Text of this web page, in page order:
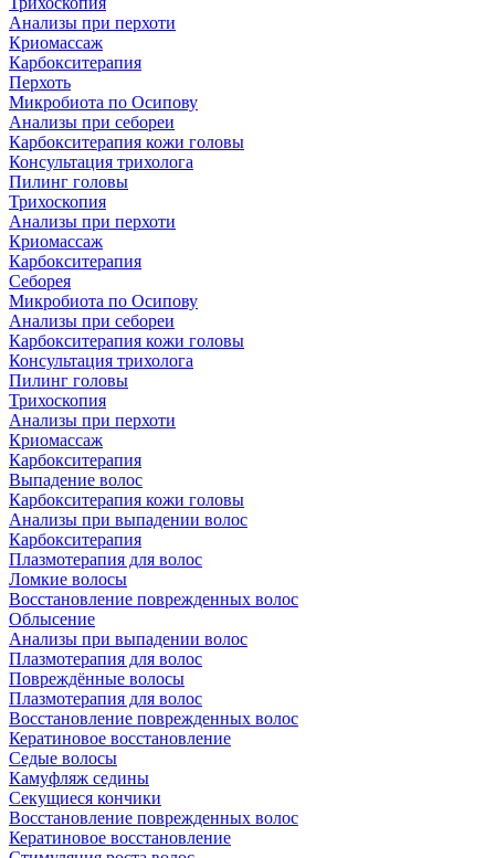
Анализы при перхоти
Криомассаж
Карбокситерапия
Перхоть
Микробиота по Осипову
Анализы при себореи
Карбокситерапия кожи головы
Консультация трихолога
Пилинг головы
Трихоскопия
Анализы при перхоти
Криомассаж
Карбокситерапия
Себорея
Микробиота по Осипову
Анализы при себореи
Карбокситерапия кожи головы
Консультация трихолога
Пилинг головы
Трихоскопия
Анализы при перхоти
Криомассаж
Карбокситерапия
Выпадение волос
Карбокситерапия кожи головы
Анализы при выпадении волос
Карбокситерапия
Плазмотерапия для волос
Ломкие волосы
Восстановление поврежденных волос
Облысение
Анализы при выпадении волос
Плазмотерапия для волос
Повреждённые волосы
Плазмотерапия для волос
Восстановление поврежденных волос
Кератиновое восстановление
Седые волосы
Камуфляж седины
Секущиеся кончики
Восстановление поврежденных волос
Кератиновое восстановление